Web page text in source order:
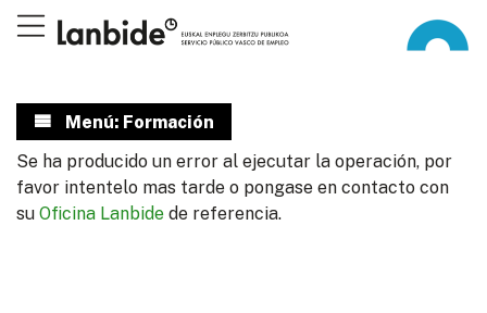
Menú: Formación
Se ha producido un error al ejecutar la operación, por
favor intentelo mas tarde o pongase en contacto con
su Oficina Lanbide de referencia.